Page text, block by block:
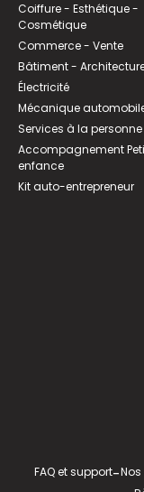
Coiffure - Esthétique -
Cosmétique
Commerce - Vente
Bâtiment -
Électricité
Mécanique
Services à la personne
Accompagnement
enfance
Kit auto-entrepreneur
FAQ et support-